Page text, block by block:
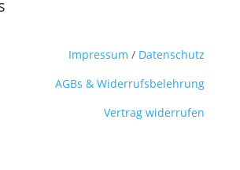
Impressum / Datenschutz
AGBs & Widerrufsbelehrung
Vertrag widerrufen